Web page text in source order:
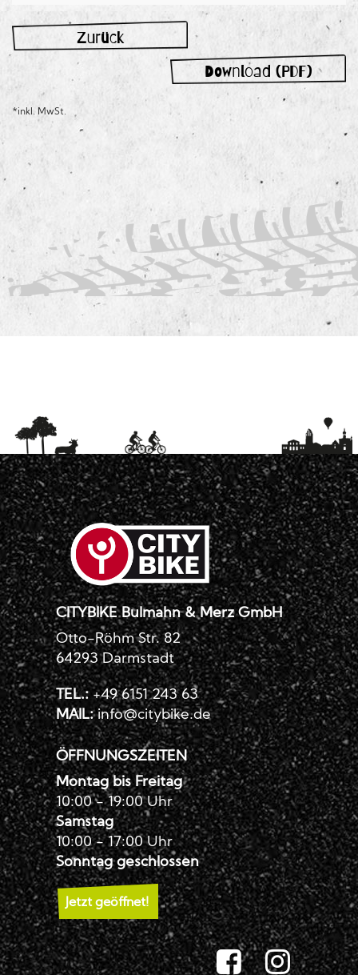
Zurück
Download (PDF)
*inkl. MwSt.
CITYBIKE Bulmahn & Merz GmbH
Otto-Röhm Str. 82
64293 Darmstadt
TEL.:+49 6151 243 63
MAIL: info@citybike.de
ÖFFNUNGSZEITEN
Montag bis Freitag
10:00 - 19:00 Uhr
Samstag
10:00 - 17:00 Uhr
Sonntag geschlossen
Jetzt geöffnet!